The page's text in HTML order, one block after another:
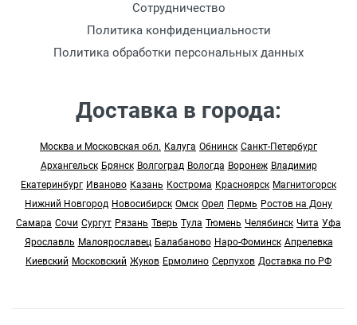
Сотрудничество
Политика конфиденциальности
Политика обработки персональных данных
Доставка в города:
Москва и Московская обл. Калуга Обнинск Санкт-Петербург
Архангельск Брянск Волгоград Вологда Воронеж Владимир
Екатеринбург Иваново Казань Кострома Красноярск Магнитогорск
Нижний Новгород Новосибирск Омск Орел Пермь Ростов на Дону
Самара Сочи Сургут Рязань Тверь Тула Тюмень Челябинск Чита Уфа
Ярославль Малоярославец Балабаново Наро-Фоминск Апрелевка
Киевский Московский Жуков Ермолино Серпухов Доставка по РФ